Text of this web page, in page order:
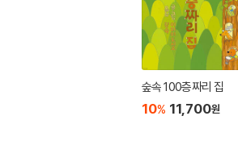
숲속 100층짜리 집
10% 11,700원